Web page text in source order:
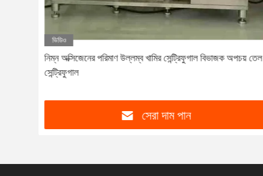
ভিডিও
নিম্ন অক্সিজেনের পরিমাণ উল্লম্ব খামির সেন্ট্রিফুগাল বিভাজক অপচয় তেল
সেন্ট্রিফুগাল
সেরা দাম পান